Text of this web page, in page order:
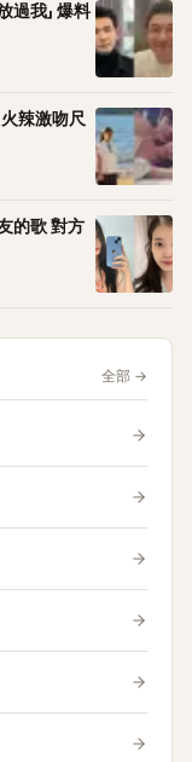
過我」 爆料
辣激吻尺
的歌 對方
全部 →